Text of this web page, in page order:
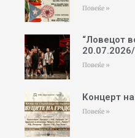
Повеќе »
“Ловецот
Повеќе »
Концерт
Повеќе »